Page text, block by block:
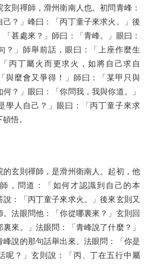
禪師，滑州衛南人也。初問青峰：
己？」峰曰：「丙丁童子來求火。」後
甚處來？」師曰：「青峰。」眼曰：
？」師舉前話，眼曰：「上座作麼生
丙丁屬火而更求火，如將自己求自
與麼會又爭得！」師曰：「某甲只與
何？」眼曰：「你問我，我與你道。」
學人自己？」眼曰：「丙丁童子來求
悟。
玄則禪師，是滑州衛南人。起初，他
，問道：「如何才認識到自己的本
說：「丙丁童子來求火。」後來玄則又
。法眼問他：「你從哪裏來？」玄則回
來。」法眼問：「青峰說了什麼？」
峰說的那句話舉出來。法眼問：「你是
呢？」玄則說：「丙、丁在五行中屬